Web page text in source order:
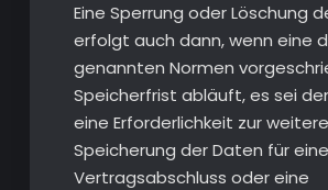
Eine Sperrung oder Löschung
erfolgt auch dann, wenn eine
genannten Normen
Speicherfrist abläuft, es sei
eine Erforderlichkeit zur
Speicherung der Daten für
Vertragsabschluss oder eine